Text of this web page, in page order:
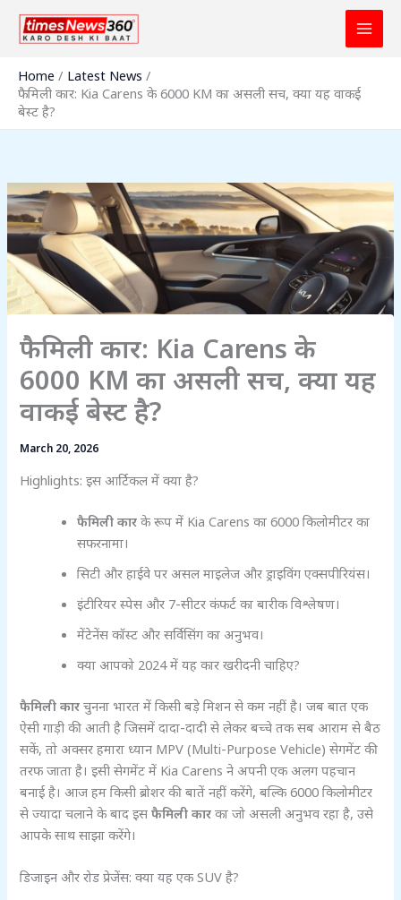
Skip
Home
Latest News
फैमिली कार: Kia Carens के 6000 KM का असली सच, क्या यह वाकई
बेस्ट है?
फैमिली कार: Kia Carens के
6000 KM का असली सच, क्या यह
वाकई बेस्ट है?
March 20, 2026
Highlights: इस आर्टिकल में क्या है?
फैमिली कार के रूप में Kia Carens का 6000 किलोमीटर का
सफरनामा।
सिटी और हाईवे पर असल माइलेज और ड्राइविंग एक्सपीरियंस।
इंटीरियर स्पेस और 7-सीटर कंफर्ट का बारीक विश्लेषण।
मेंटेनेंस कॉस्ट और सर्विसिंग का अनुभव।
क्या आपको 2024 में यह कार खरीदनी चाहिए?
फैमिली कार चुनना भारत में किसी बड़े मिशन से कम नहीं है। जब बात एक
ऐसी गाड़ी की आती है जिसमें दादा-दादी से लेकर बच्चे तक सब आराम से बैठ
सकें, तो अक्सर हमारा ध्यान MPV (Multi-Purpose Vehicle) सेगमेंट की
तरफ जाता है। इसी सेगमेंट में Kia Carens ने अपनी एक अलग पहचान
बनाई है। आज हम किसी ब्रोशर की बातें नहीं करेंगे, बल्कि 6000 किलोमीटर
से ज्यादा चलाने के बाद इसफैमिली कार का जो असली अनुभव रहा है, उसे
आपके साथ साझा करेंगे।
डिजाइन और रोड प्रेजेंस: क्या यह एक SUV है?